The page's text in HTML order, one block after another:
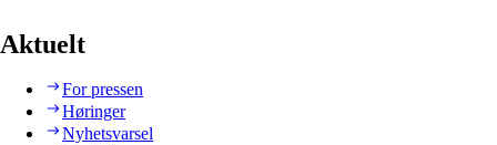
Aktuelt
For pressen
Høringer
Nyhetsvarsel